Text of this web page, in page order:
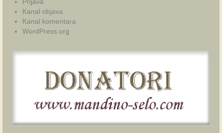
Kanal objava
Kanal komentara
WordPress.org